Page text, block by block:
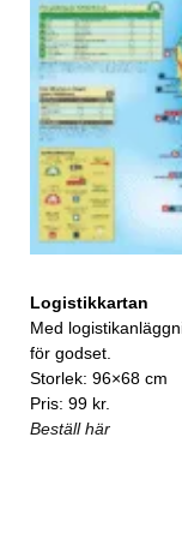
Logistikkartan
Med
för godset.
Storlek: 96×68 cm
Pris: 99 kr.
Beställ här